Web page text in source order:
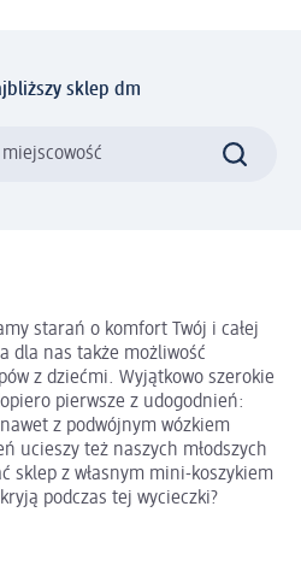
sklep dm
starań o komfort Twój i całej
dla nas także możliwość
z dziećmi. Wyjątkowo szerokie
pierwsze z udogodnień:
z podwójnym wózkiem
ucieszy też naszych młodszych
sklep z własnym mini-koszykiem
podczas tej wycieczki?